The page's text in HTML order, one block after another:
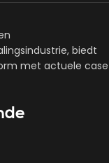
biedt
met actuele case